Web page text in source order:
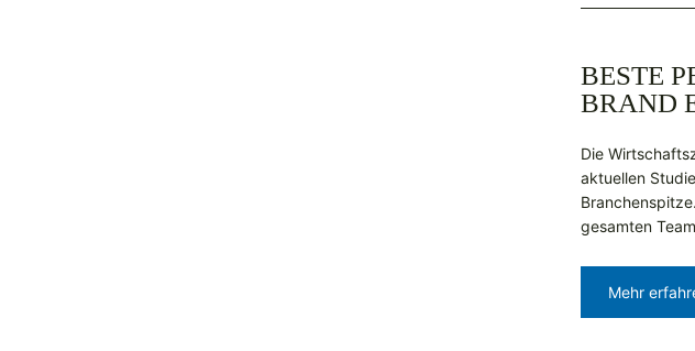
BESTE
BRAND
Die
aktuellen
gesamten
Mehr